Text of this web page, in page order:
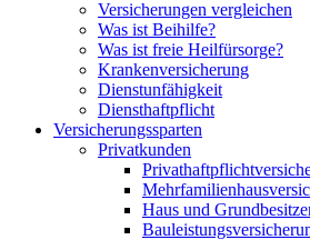
Versicherungen vergleichen
Was ist Beihilfe?
Was ist freie Heilfürsorge?
Krankenversicherung
Dienstunfähigkeit
Diensthaftpflicht
Versicherungssparten
Privatkunden
Haus und